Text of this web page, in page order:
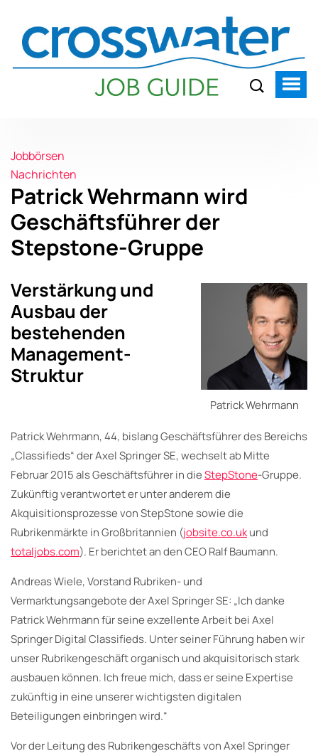
Jobbörsen
Nachrichten
Patrick Wehrmann wird
Geschäftsführer der
Stepstone-Gruppe
Patrick Wehrmann
Verstärkung und
Ausbau der
bestehenden
Management-
Struktur
Patrick Wehrmann, 44, bislang Geschäftsführer des Bereichs
„Classifieds“ der Axel Springer SE, wechselt ab Mitte
Februar 2015 als Geschäftsführer in dieStepStone-Gruppe.
Zukünftig verantwortet er unter anderem die
Akquisitionsprozesse von StepStone sowie die
Rubrikenmärkte in Großbritannien (jobsite.co.ukund
totaljobs.com). Er berichtet an den CEO Ralf Baumann.
Andreas Wiele, Vorstand Rubriken- und
Vermarktungsangebote der Axel Springer SE: „Ich danke
Patrick Wehrmann für seine exzellente Arbeit bei Axel
Springer Digital Classifieds. Unter seiner Führung haben wir
unser Rubrikengeschäft organisch und akquisitorisch stark
ausbauen können. Ich freue mich, dass er seine Expertise
zukünftig in eine unserer wichtigsten digitalen
Beteiligungen einbringen wird.“
Vor der Leitung des Rubrikengeschäfts von Axel Springer